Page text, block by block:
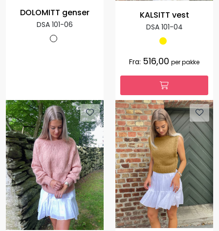
DOLOMITT genser
DSA 101-06
KALSITT vest
DSA 101-04
Fra: 516,00 per pakke